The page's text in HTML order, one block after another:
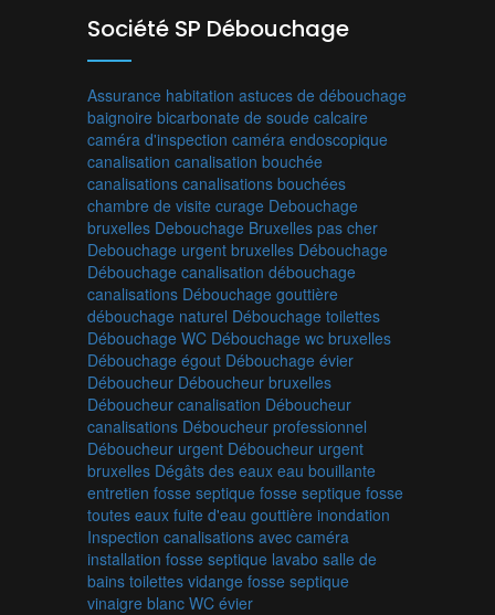
Société SP Débouchage
Assurance habitation astuces de débouchage
baignoire bicarbonate de soude calcaire
caméra d'inspection caméra endoscopique
canalisation canalisation bouchée
canalisations canalisations bouchées
chambre de visite curage Debouchage
bruxelles Debouchage Bruxelles pas cher
Debouchage urgent bruxelles Débouchage
Débouchage canalisation débouchage
canalisations Débouchage gouttière
débouchage naturel Débouchage toilettes
Débouchage WC Débouchage wc bruxelles
Débouchage égout Débouchage évier
Déboucheur Déboucheur bruxelles
Déboucheur canalisation Déboucheur
canalisations Déboucheur professionnel
Déboucheur urgent Déboucheur urgent
bruxelles Dégâts des eaux eau bouillante
entretien fosse septique fosse septique fosse
toutes eaux fuite d'eau gouttière inondation
Inspection canalisations avec caméra
installation fosse septique lavabo salle de
bains toilettes vidange fosse septique
vinaigre blanc WC évier